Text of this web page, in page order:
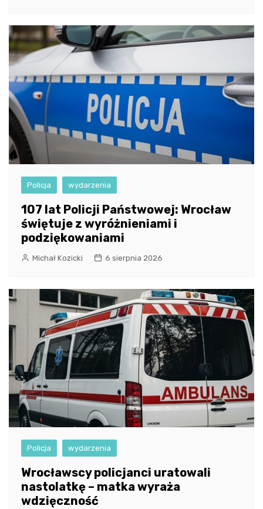
Policja wydarzenia
107 lat Policji Państwowej: Wrocław
świętuje z wyróżnieniami i
podziękowaniami
Michał Kozicki 6 sierpnia 2026
Policja wydarzenia
Wrocławscy policjanci uratowali
nastolatkę – matka wyraża
wdzięczność